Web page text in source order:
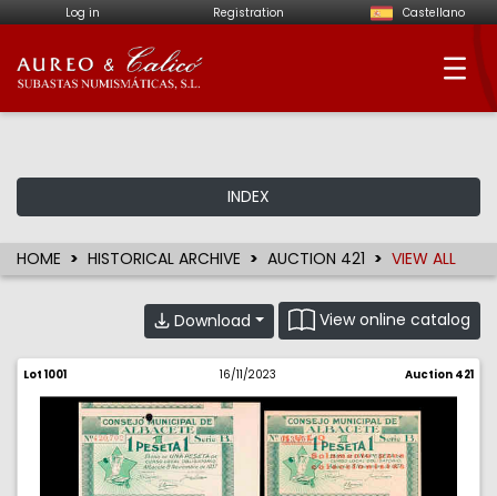
Log in Registration Castellano
Aureo & Calicó -
INDEX
HOME HISTORICAL ARCHIVE AUCTION 421 VIEW ALL
Download View online catalog
Lot 1001 16/11/2023 Auction 421